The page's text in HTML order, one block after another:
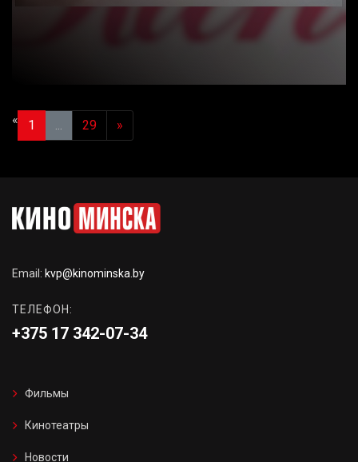
« 1 29 »
Email: kvp@kinominska.by
ТЕЛЕФОН:
+375 17 342-07-34
Фильмы
Кинотеатры
Новости